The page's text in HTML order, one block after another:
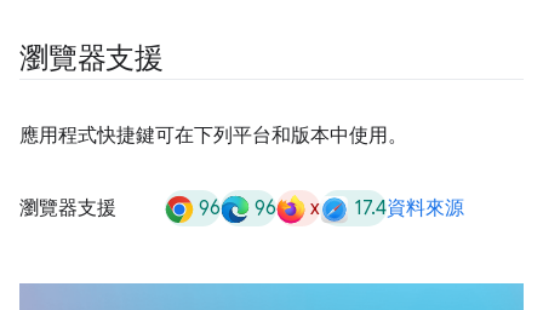
瀏覽器支援
應用程式快捷鍵可在下列平台和版本中使用。
瀏覽器支援 96 96 x 17.4資料來源